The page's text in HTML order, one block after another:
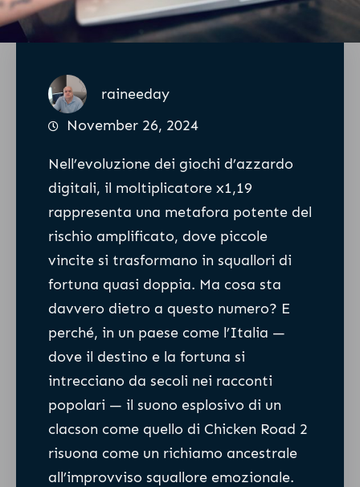
raineeday
November 26, 2024
Nell’evoluzione dei giochi d’azzardo
digitali, il moltiplicatore x1,19
rappresenta una metafora potente del
rischio amplificato, dove piccole
vincite si trasformano in squallori di
fortuna quasi doppia. Ma cosa sta
davvero dietro a questo numero? E
perché, in un paese come l’Italia —
dove il destino e la fortuna si
intrecciano da secoli nei racconti
popolari — il suono esplosivo di un
clacson come quello di Chicken Road 2
risuona come un richiamo ancestrale
all’improvviso squallore emozionale.